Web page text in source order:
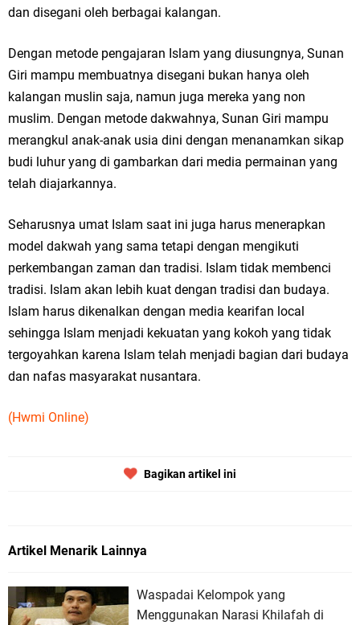
dan disegani oleh berbagai kalangan.
Dengan metode pengajaran Islam yang diusungnya, Sunan
Giri mampu membuatnya disegani bukan hanya oleh
kalangan muslin saja, namun juga mereka yang non
muslim. Dengan metode dakwahnya, Sunan Giri mampu
merangkul anak-anak usia dini dengan menanamkan sikap
budi luhur yang di gambarkan dari media permainan yang
telah diajarkannya.
Seharusnya umat Islam saat ini juga harus menerapkan
model dakwah yang sama tetapi dengan mengikuti
perkembangan zaman dan tradisi. Islam tidak membenci
tradisi. Islam akan lebih kuat dengan tradisi dan budaya.
Islam harus dikenalkan dengan media kearifan local
sehingga Islam menjadi kekuatan yang kokoh yang tidak
tergoyahkan karena Islam telah menjadi bagian dari budaya
dan nafas masyarakat nusantara.
(Hwmi Online)
Bagikan artikel ini
Artikel Menarik Lainnya
Waspadai Kelompok yang
Menggunakan Narasi Khilafah di